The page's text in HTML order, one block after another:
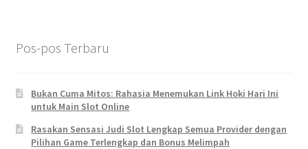
Pos-pos Terbaru
Bukan Cuma Mitos: Rahasia Menemukan Link Hoki Hari Ini
untuk Main Slot Online
Rasakan Sensasi Judi Slot Lengkap Semua Provider dengan
Pilihan Game Terlengkap dan Bonus Melimpah